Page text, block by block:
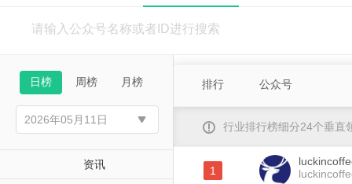
日榜 周榜 月榜
资讯
排行 公众号
行业排行榜细分24个垂直
1